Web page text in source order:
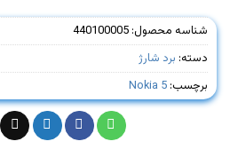
شناسه محصول: 440100005
دسته: برد شارژ
برچسب: Nokia 5